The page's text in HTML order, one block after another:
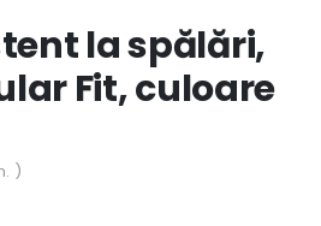
la spălări,
Fit, culoare
)